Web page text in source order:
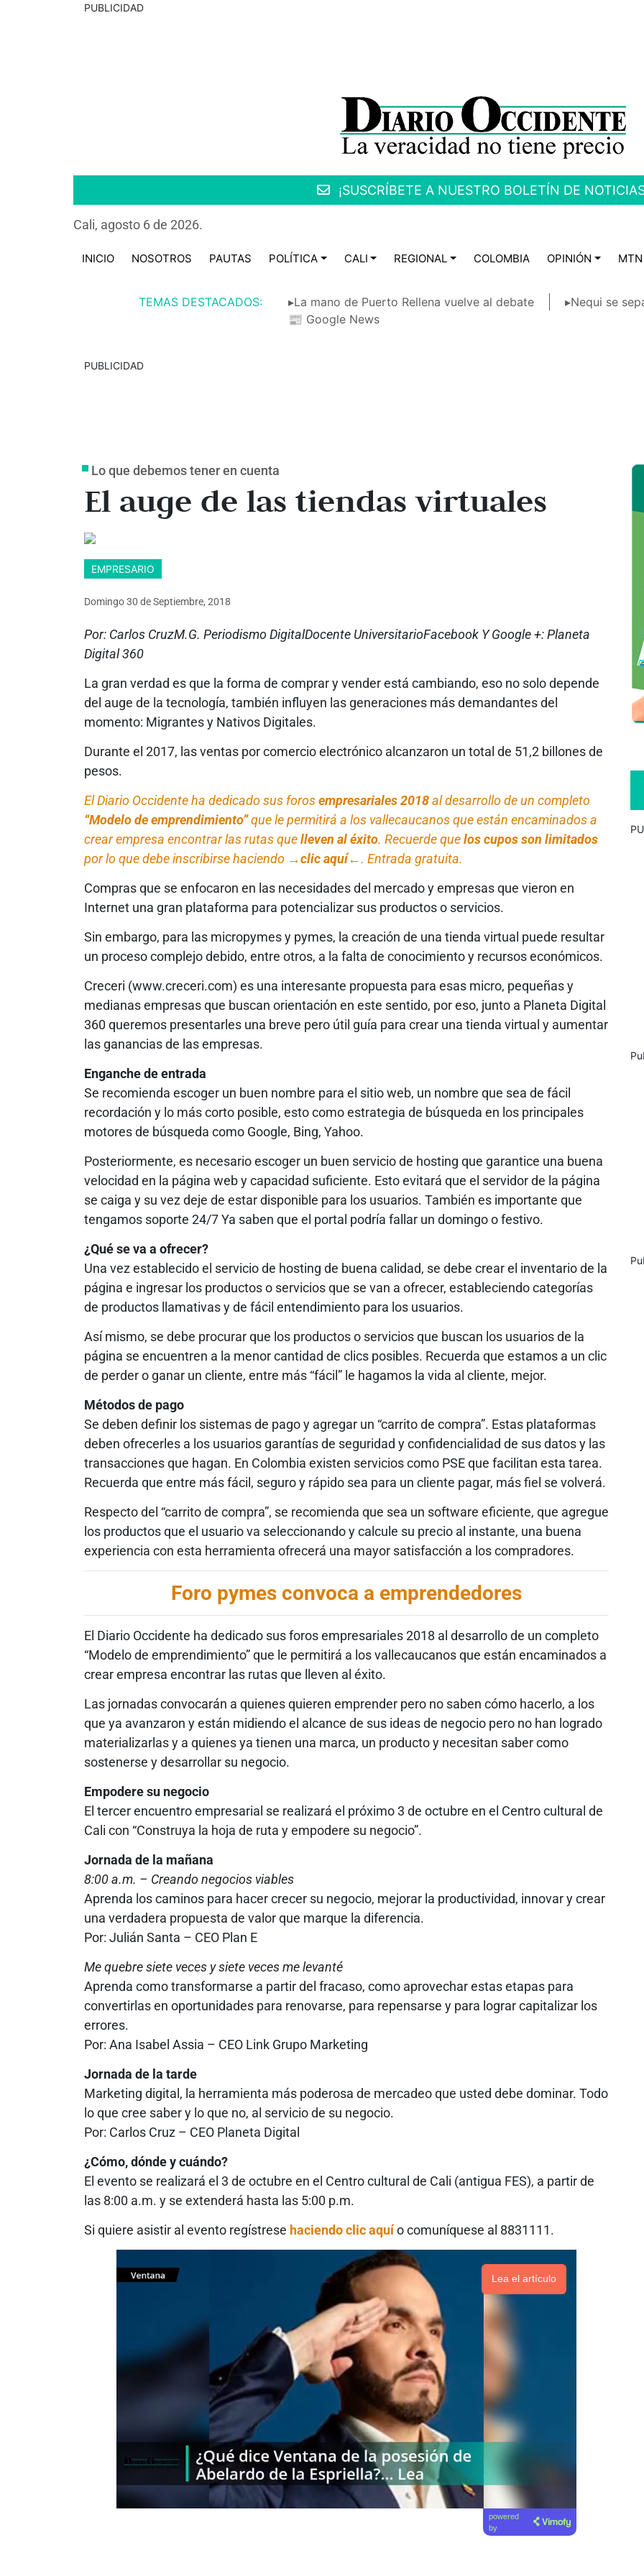
PUBLICIDAD
¡SUSCRÍBETE A NUESTRO BOLETÍN DE
Cali, agosto 6 de 2026.
INICIO NOSOTROS PAUTAS POLÍTICA CALI REGIONAL COLOMBIA OPINIÓN MTN
TEMAS DESTACADOS: ▸La mano de Puerto Rellena vuelve al debate
▸Nequi se
📰 Google News
PUBLICIDAD
Lo que debemos tener en cuenta
El auge de las tiendas virtuales
EMPRESARIO
Domingo 30 deSeptiembre, 2018
Por: Carlos CruzM.G. Periodismo DigitalDocente UniversitarioFacebook Y Google +: Planeta
Digital 360
La gran verdad es que la forma de comprar y vender está cambiando, eso no solo depende
del auge de la tecnología, también influyen las generaciones más demandantes del
momento: Migrantes y Nativos Digitales.
Durante el 2017, las ventas por comercio electrónico alcanzaron un total de 51,2 billones de
pesos.
El Diario Occidente ha dedicado sus forosempresariales 2018al desarrollo de un completo
“Modelo de emprendimiento”que le permitirá a los vallecaucanos que están encaminados a
crear empresa encontrar las rutas quelleven al éxito. Recuerde quelos cupos son limitados
por lo que debe inscribirse haciendo →clic aquí←. Entrada gratuita.
Compras que se enfocaron en las necesidades del mercado y empresas que vieron en
Internet una gran plataforma para potencializar sus productos o servicios.
Sin embargo, para las micropymes y pymes, la creación de una tienda virtual puede resultar
un proceso complejo debido, entre otros, a la falta de conocimiento y recursos económicos.
Creceri (www.creceri.com) es una interesante propuesta para esas micro, pequeñas y
medianas empresas que buscan orientación en este sentido, por eso, junto a Planeta Digital
360 queremos presentarles una breve pero útil guía para crear una tienda virtual y aumentar
las ganancias de las empresas.
Enganche de entrada
Se recomienda escoger un buen nombre para el sitio web, un nombre que sea de fácil
recordación y lo más corto posible, esto como estrategia de búsqueda en los principales
motores de búsqueda como Google, Bing, Yahoo.
Posteriormente, es necesario escoger un buen servicio de hosting que garantice una buena
velocidad en la página web y capacidad suficiente. Esto evitará que el servidor de la página
se caiga y su vez deje de estar disponible para los usuarios. También es importante que
tengamos soporte 24/7 Ya saben que el portal podría fallar un domingo o festivo.
¿Qué se va a ofrecer?
Una vez establecido el servicio de hosting de buena calidad, se debe crear el inventario de la
página e ingresar los productos o servicios que se van a ofrecer, estableciendo categorías
de productos llamativas y de fácil entendimiento para los usuarios.
Así mismo, se debe procurar que los productos o servicios que buscan los usuarios de la
página se encuentren a la menor cantidad de clics posibles. Recuerda que estamos a un clic
de perder o ganar un cliente, entre más “fácil” le hagamos la vida al cliente, mejor.
Métodos de pago
Se deben definir los sistemas de pago y agregar un “carrito de compra”. Estas plataformas
deben ofrecerles a los usuarios garantías de seguridad y confidencialidad de sus datos y las
transacciones que hagan. En Colombia existen servicios como PSE que facilitan esta tarea.
Recuerda que entre más fácil, seguro y rápido sea para un cliente pagar, más fiel se volverá.
Respecto del “carrito de compra”, se recomienda que sea un software eficiente, que agregue
los productos que el usuario va seleccionando y calcule su precio al instante, una buena
experiencia con esta herramienta ofrecerá una mayor satisfacción a los compradores.
Foro pymes convoca a emprendedores
El Diario Occidente ha dedicado sus foros empresariales 2018 al desarrollo de un completo
“Modelo de emprendimiento” que le permitirá a los vallecaucanos que están encaminados a
crear empresa encontrar las rutas que lleven al éxito.
Las jornadas convocarán a quienes quieren emprender pero no saben cómo hacerlo, a los
que ya avanzaron y están midiendo el alcance de sus ideas de negocio pero no han logrado
materializarlas y a quienes ya tienen una marca, un producto y necesitan saber como
sostenerse y desarrollar su negocio.
Empodere su negocio
El tercer encuentro empresarial se realizará el próximo 3 de octubre en el Centro cultural de
Cali con “Construya la hoja de ruta y empodere su negocio”.
Jornada de la mañana
8:00 a.m. – Creando negocios viables
Aprenda los caminos para hacer crecer su negocio, mejorar la productividad, innovar y crear
una verdadera propuesta de valor que marque la diferencia.
Por: Julián Santa – CEO Plan E
Me quebre siete veces y siete veces me levanté
Aprenda como transformarse a partir del fracaso, como aprovechar estas etapas para
convertirlas en oportunidades para renovarse, para repensarse y para lograr capitalizar los
errores.
Por: Ana Isabel Assia – CEO Link Grupo Marketing
Jornada de la tarde
Marketing digital, la herramienta más poderosa de mercadeo que usted debe dominar. Todo
lo que cree saber y lo que no, al servicio de su negocio.
Por: Carlos Cruz – CEO Planeta Digital
¿Cómo, dónde y cuándo?
El evento se realizará el 3 de octubre en el Centro cultural de Cali (antigua FES), a partir de
las 8:00 a.m. y se extenderá hasta las 5:00 p.m.
Si quiere asistir al evento regístrese haciendo clic aquío comuníquese al 8831111.
Lea el artículo
powered
by